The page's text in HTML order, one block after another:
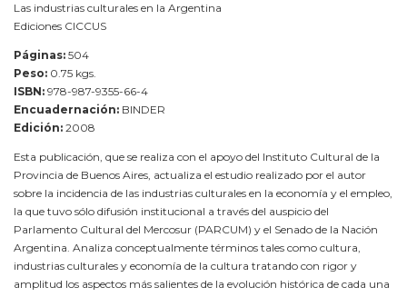
Las industrias culturales en la Argentina
Ediciones CICCUS
Páginas: 504
Peso: 0.75 kgs.
ISBN: 978-987-9355-66-4
Encuadernación: BINDER
Edición: 2008
Esta publicación, que se realiza con el apoyo del Instituto Cultural de la
Provincia de Buenos Aires, actualiza el estudio realizado por el autor
sobre la incidencia de las industrias culturales en la economía y el empleo,
la que tuvo sólo difusión institucional a través del auspicio del
Parlamento Cultural del Mercosur (PARCUM) y el Senado de la Nación
Argentina. Analiza conceptualmente términos tales como cultura,
industrias culturales y economía de la cultura tratando con rigor y
amplitud los aspectos más salientes de la evolución histórica de cada una